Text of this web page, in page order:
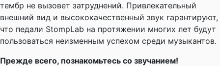
тембр не вызовет затруднений. Привлекательный
внешний вид и высококачественный звук гарантируют,
что педали StompLab на протяжении многих лет будут
пользоваться неизменным успехом среди музыкантов.
Прежде всего, познакомьтесь со звучанием!